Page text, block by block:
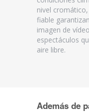
nivel
fiable
imagen de
espectáculos
aire libre.
Además de